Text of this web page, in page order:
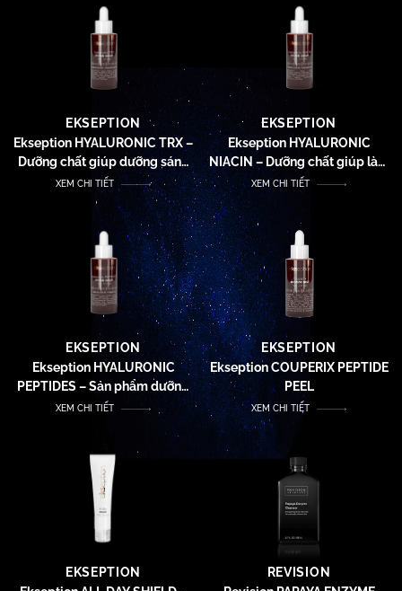
EKSEPTION
Ekseption HYALURONIC TRX –
Dưỡng chất giúp dưỡng sáng
da và hỗ trợ giúp làm mờ thâm
nám
XEM CHI TIẾT
EKSEPTION
Ekseption HYALURONIC
NIACIN – Dưỡng chất giúp làm
mờ thâm nám, hỗ trợ giảm
mụn và giúp da mịn màng
XEM CHI TIẾT
EKSEPTION
Ekseption HYALURONIC
PEPTIDES – Sản phẩm dưỡng
da, giúp làm giảm nếp nhăn
trên da, giúp dưỡng ẩm da và
XEM CHI TIẾT
EKSEPTION
Ekseption COUPERIX PEPTIDE
PEEL
XEM CHI TIẾT
EKSEPTION
REVISION